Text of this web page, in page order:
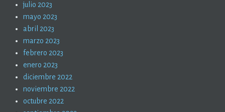
julio 2023
mayo 2023
abril 2023
marzo 2023
febrero 2023
enero 2023
diciembre 2022
noviembre 2022
octubre 2022